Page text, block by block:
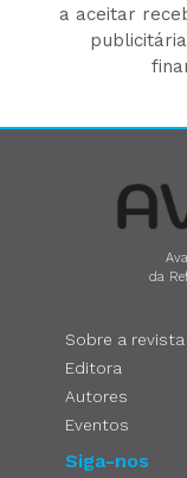
a aceitar
da
Sobre a revista
Editora
Autores
Eventos
Siga-nos